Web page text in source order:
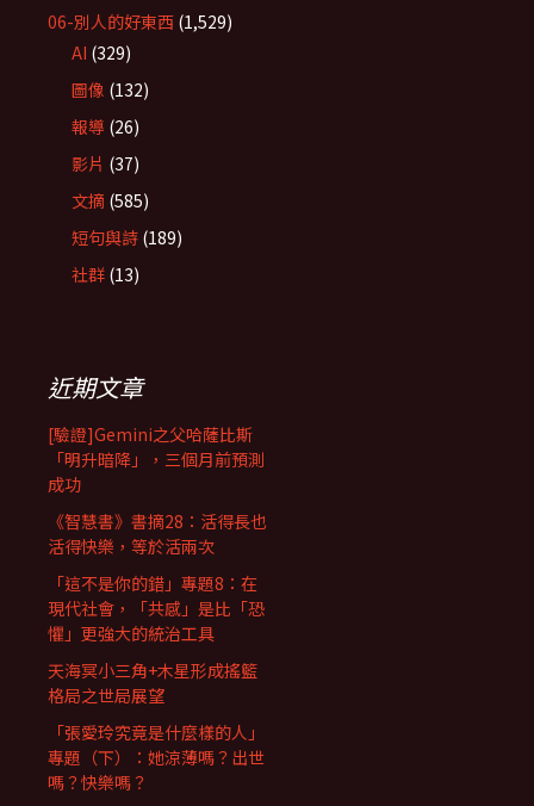
06-別人的好東西 (1,529)
AI (329)
圖像 (132)
報導 (26)
影片 (37)
文摘 (585)
短句與詩 (189)
社群 (13)
近期文章
[驗證]Gemini之父哈薩比斯
「明升暗降」，三個月前預測
成功
《智慧書》書摘28：活得長也
活得快樂，等於活兩次
「這不是你的錯」專題8：在
現代社會，「共感」是比「恐
懼」更強大的統治工具
天海冥小三角+木星形成搖籃
格局之世局展望
「張愛玲究竟是什麼樣的人」
專題（下）：她涼薄嗎？出世
嗎？快樂嗎？